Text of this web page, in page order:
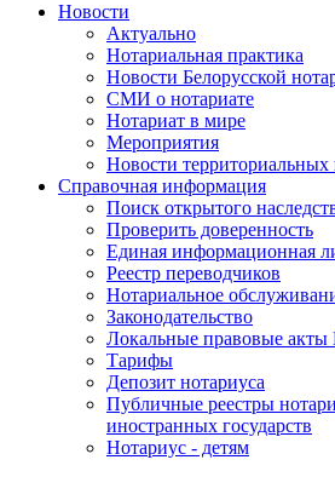
Новости
Актуально
Нотариальная практика
Новости Белорусской
СМИ о нотариате
Нотариат в мире
Мероприятия
Новости территориальных
Справочная информация
Поиск открытого
Проверить доверенность
Единая информационная
Реестр переводчиков
Нотариальное
Законодательство
Локальные правовые
Тарифы
Депозит нотариуса
Публичные реестры
иностранных государств
Нотариус - детям